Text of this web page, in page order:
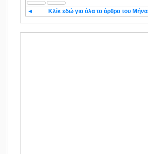
◄ Κλίκ εδώ για όλα τα άρθρα του Μήνα